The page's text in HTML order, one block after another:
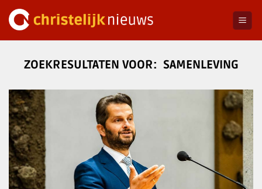
naar
SAMENLEVING